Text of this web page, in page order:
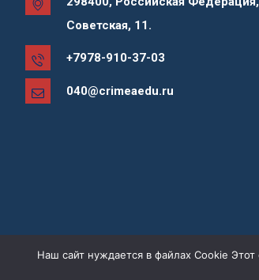
Советская, 11.
+7978-910-37-03
040@crimeaedu.ru
Наш сайт нуждается в файлах Cookie